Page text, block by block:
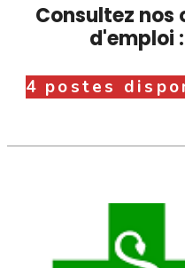
Consultez nos
d'emploi :
4 postes